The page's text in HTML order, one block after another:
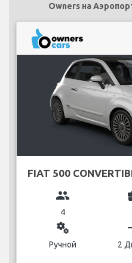
Owners на
FIAT 500
group
4
miscellaneous_services
Ручной 2